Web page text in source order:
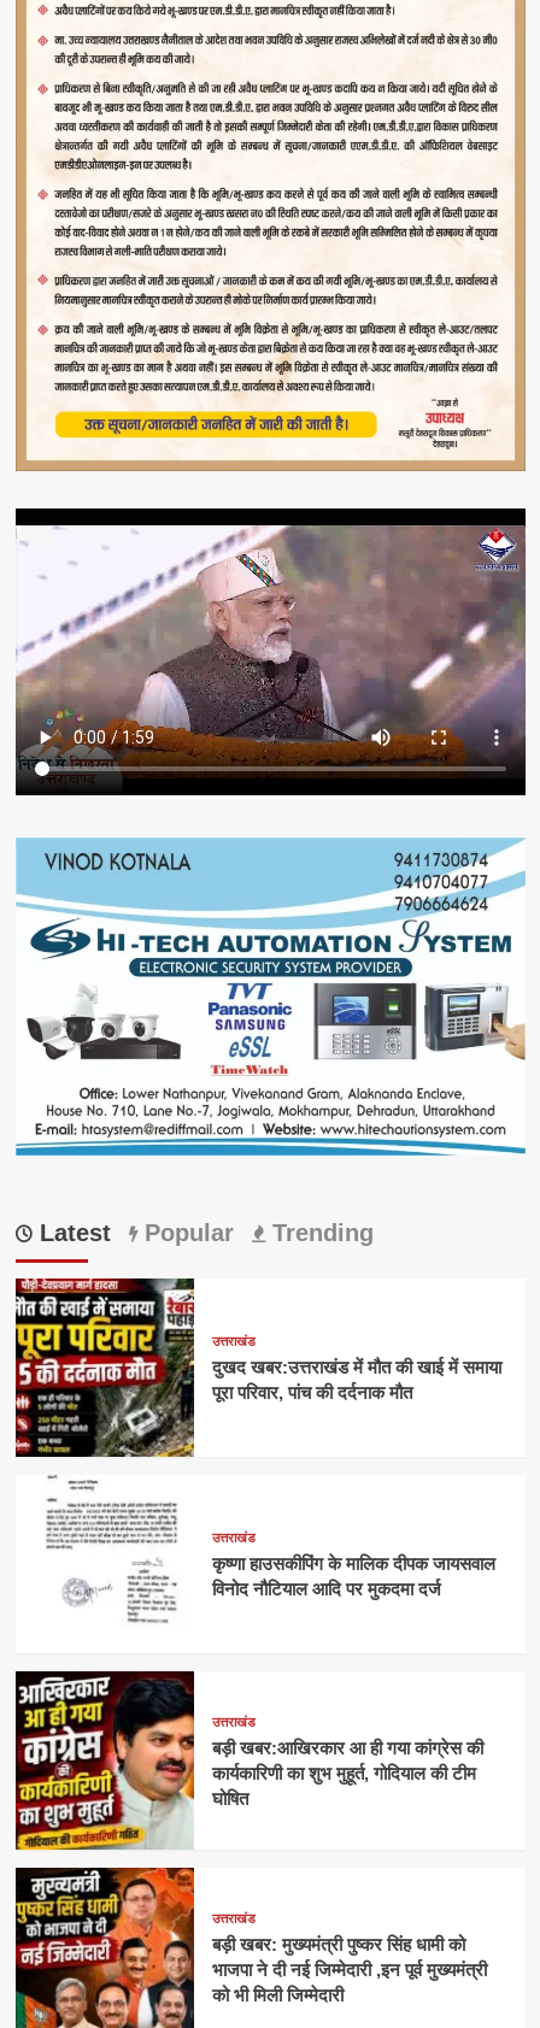
Latest Popular Trending
उत्तराखंड
दुखद खबर:उत्तराखंड में मौत की खाई में समाया
पूरा परिवार, पांच की दर्दनाक मौत
उत्तराखंड
कृष्णा हाउसकीपिंग के मालिक दीपक जायसवाल
विनोद नौटियाल आदि पर मुकदमा दर्ज
उत्तराखंड
बड़ी खबर:आखिरकार आ ही गया कांग्रेस की
कार्यकारिणी का शुभ मुहूर्त, गोदियाल की टीम
घोषित
उत्तराखंड
बड़ी खबर: मुख्यमंत्री पुष्कर सिंह धामी को
भाजपा ने दी नई जिम्मेदारी ,इन पूर्व मुख्यमंत्री
को भी मिली जिम्मेदारी